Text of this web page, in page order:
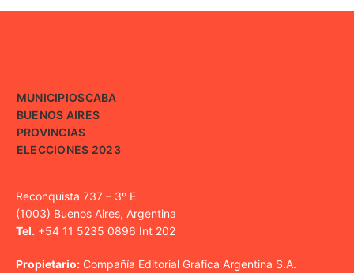
MUNICIPIOSCABA
BUENOS AIRES
PROVINCIAS
ELECCIONES 2023
Reconquista 737 – 3º E
(1003) Buenos Aires, Argentina
Tel. +54 11 5235 0896 Int 202
Propietario: Compañía Editorial Gráfica Argentina S.A.